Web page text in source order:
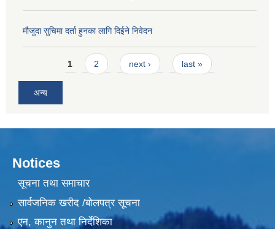
मौजुदा सुचिमा दर्ता हुनका लागि दिईने निवेदन
Pages1 2 next › last »
अन्य
Notices
सूचना तथा समाचार
सार्वजनिक खरीद /बोलपत्र सूचना
एन, कानुन तथा निर्देशिका